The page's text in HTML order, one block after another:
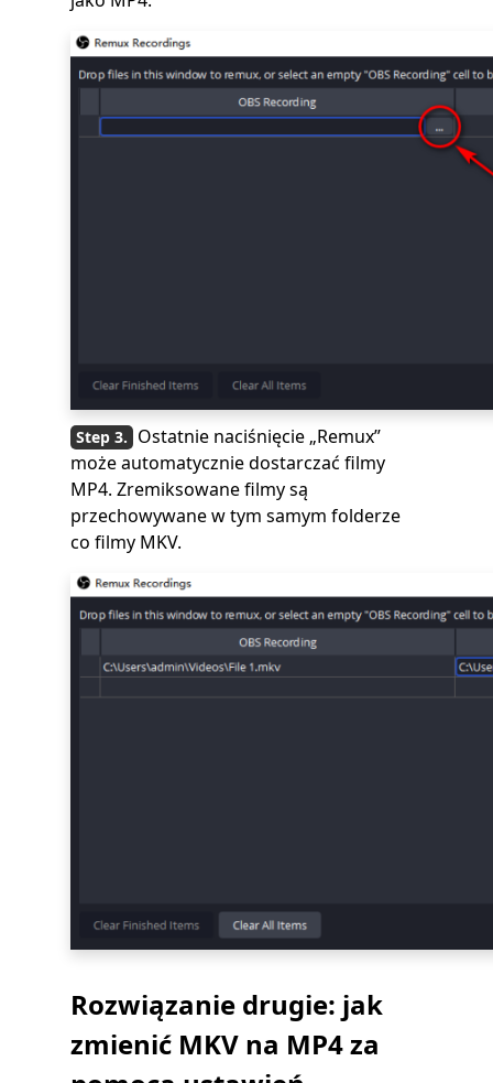
Ostatnie naciśnięcie „Remux”
może automatycznie dostarczać filmy
MP4. Zremiksowane filmy są
przechowywane w tym samym folderze
co filmy MKV.
Rozwiązanie drugie: jak
zmienić MKV na MP4 za